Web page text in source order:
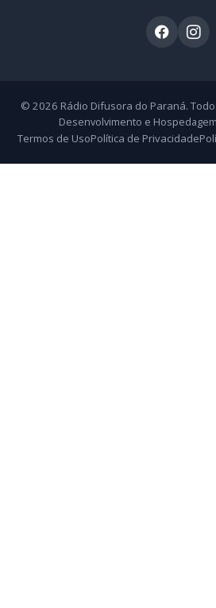
© 2026 Rádio Difusora do Paraná.
Desenvolvimento e
Termos de UsoPolítica de Privacidade